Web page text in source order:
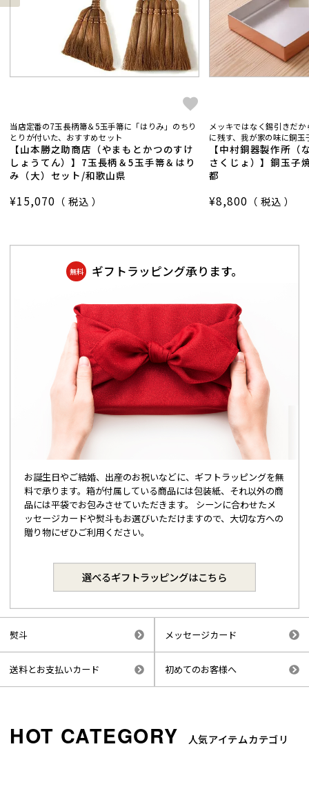
当店定番の7玉長柄箒＆5玉手箒に「はりみ」のちり
とりが付いた、おすすめセット
【山本勝之助商店（やまもとかつのすけ
しょうてん）】7玉長柄＆5玉手箒＆はり
み（大）セット/和歌山県
¥15,070 税込
メッキではなく錫引きだ
に残す、我が家の味に
【中村銅器製作所（
さくじょ）】銅玉
都
¥8,800 税込
無料 ギフトラッピング承ります。
お誕生日やご結婚、出産のお祝いなどに、ギフトラッピングを無
料で承ります。箱が付属している商品には包装紙、それ以外の商
品には平袋でお包みさせていただきます。 シーンに合わせたメ
ッセージカードや熨斗もお選びいただけますので、大切な方への
贈り物にぜひご利用ください。
選べるギフトラッピングはこちら
熨斗 メッセージカード
送料とお支払いカード 初めてのお客様へ
人気アイテムカテゴリ